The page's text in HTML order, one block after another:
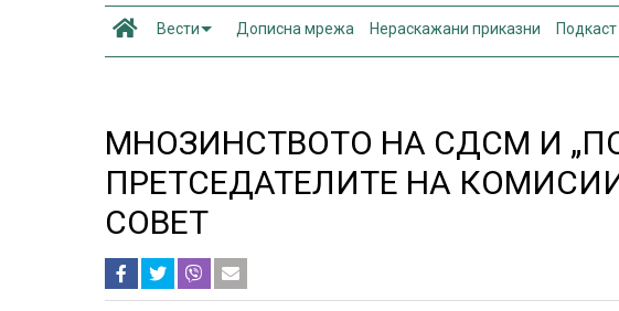
Вести Дописна мрежа Нераскажани приказни Подкаст
МНОЗИНСТВОТО НА СДСМ И
ПРЕТСЕДАТЕЛИТЕ НА
СОВЕТ